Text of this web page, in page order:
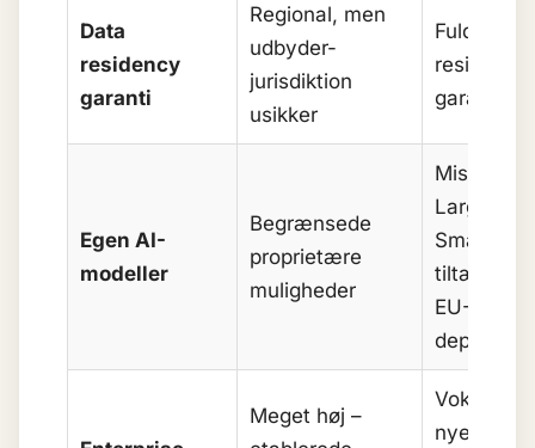
Data
residency
garanti
Regional, men
udbyder-
jurisdiktion
usikker
Fuld EU-
residency
garanti
Egen AI-
modeller
Begrænsede
proprietære
muligheder
Mistral
Large,
Small osv.
tiltænkt
EU-
Meget høj –
Voksende
nye